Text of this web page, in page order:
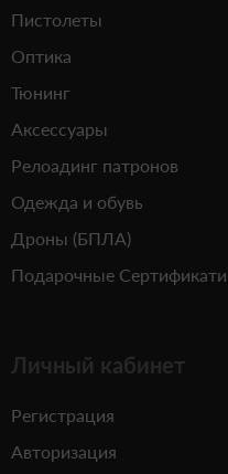
Пистолеты
Оптика
Тюнинг
Аксессуары
Релоадинг патронов
Одежда и обувь
Дроны (БПЛА)
Подарочные Сертификати
Личный кабинет
Регистрация
Авторизация